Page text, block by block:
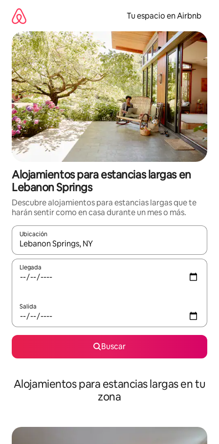
contenido
Tu espacio en Airbnb
Alojamientos para estancias largas en
Lebanon Springs
Descubre alojamientos para estancias largas que te
harán sentir como en casa durante un mes o más.
Ubicación
Cuando los resultados estén disponibles, podrás navegar
Llegada
Salida
Buscar
Alojamientos para estancias largas en tu
zona